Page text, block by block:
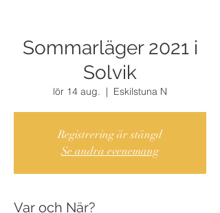
Sommarläger 2021 i
Solvik
lör 14 aug.
  |
Eskilstuna N
Registrering är stängd
Se andra evenemang
Var och När?